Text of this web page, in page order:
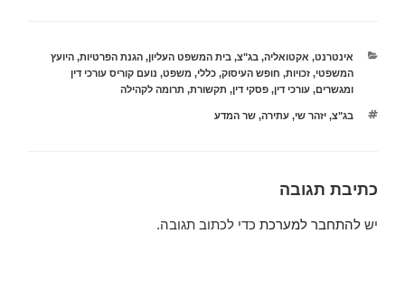
קטגוריות
אינטרנט, אקטואליה,בג"צ,בית המשפט העליון,הגנת הפרטיות,היועץ
המשפטי,זכויות, חופש העיסוק,כללי, משפט, נועם קוריס עורכי דין
ומגשרים,עורכי דין,פסקי דין, תקשורת, תרומה לקהילה
תגיות
בג"צ,יזהר שי,עתירה,שר המדע
כתיבת תגובה
יש להתחבר למערכת כדי לכתוב תגובה.